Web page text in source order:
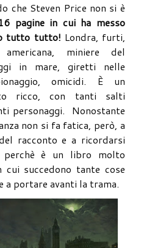
che Steven Price non si è
pagine in cui ha messo
tutto tutto! Londra, furti,
miniere del
in mare, giretti nelle
omicidi. È un
ricco, con tanti salti
personaggi. Nonostante
non si fa fatica, però, a
racconto e a ricordarsi
è un libro molto
cui succedono tante cose
a portare avanti la trama.